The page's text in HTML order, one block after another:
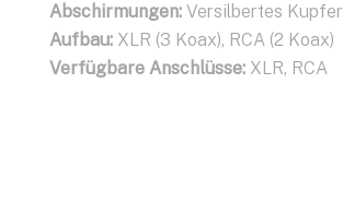
Abschirmungen: Versilbertes Kupfer
Aufbau: XLR (3 Koax), RCA (2 Koax)
Verfügbare Anschlüsse: XLR, RCA